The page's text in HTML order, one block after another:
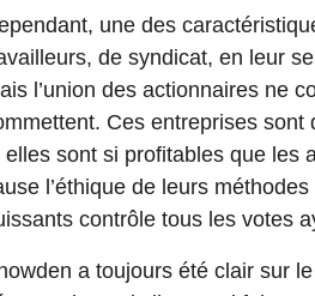
une des
de syndicat, en leur
l’union des actionnaires ne
Ces entreprises sont
elles sont si profitables que les
l’éthique de leurs
contrôle tous les votes
a toujours été clair sur